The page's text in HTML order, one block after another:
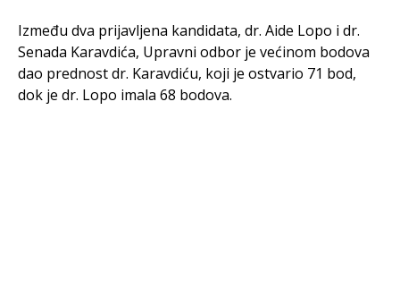
Između dva prijavljena kandidata, dr. Aide Lopo i dr.
Senada Karavdića, Upravni odbor je većinom bodova
dao prednost dr. Karavdiću, koji je ostvario 71 bod,
dok je dr. Lopo imala 68 bodova.